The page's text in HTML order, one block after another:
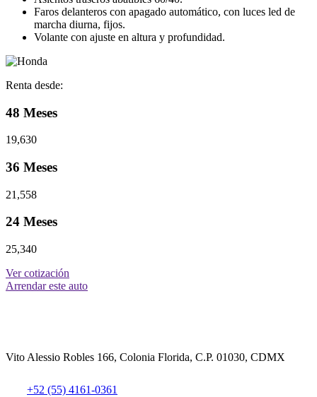
Faros delanteros con apagado automático, con luces led de
marcha diurna, fijos.
Volante con ajuste en altura y profundidad.
Renta desde:
48 Meses
19,630
36 Meses
21,558
24 Meses
25,340
Ver cotización
Arrendar este auto
Vito Alessio Robles 166, Colonia Florida, C.P. 01030, CDMX
+52 (55) 4161-0361